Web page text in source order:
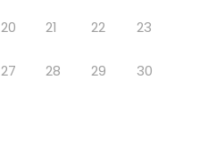
20 21 22 23
27 28 29 30